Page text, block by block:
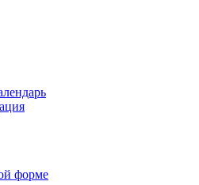
форме